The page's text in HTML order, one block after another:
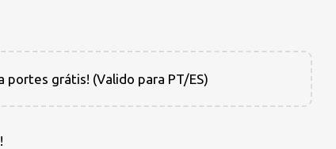
portes grátis! (Valido para PT/ES)